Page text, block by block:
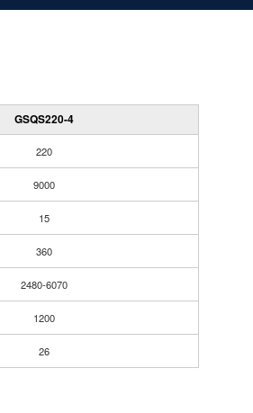
GSQS220-4
220
9000
15
360
2480-6070
1200
26